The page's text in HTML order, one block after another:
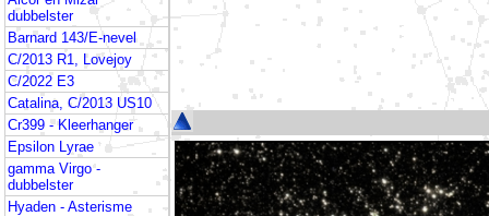
dubbelster
Barnard 143/E-nevel
C/2013 R1, Lovejoy
C/2022 E3
Catalina, C/2013 US10
Cr399 - Kleerhanger
Epsilon Lyrae
gamma Virgo -
dubbelster
Hyaden - Asterisme